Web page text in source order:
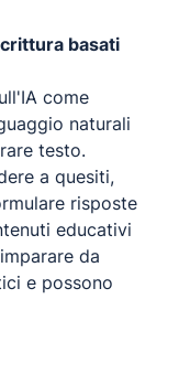
basati
come
naturali
testo.
a quesiti,
risposte
educativi
da
e possono